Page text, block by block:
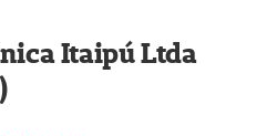
Itaipú Ltda